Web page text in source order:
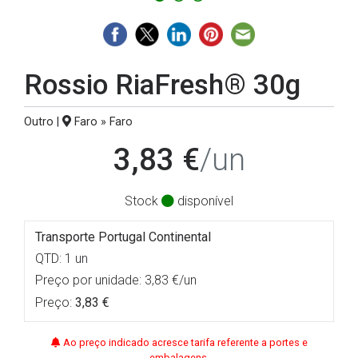
Rossio RiaFresh® 30g
Outro | Faro » Faro
3,83 €/un
Stock disponível
Transporte Portugal Continental
QTD: 1 un
Preço por unidade: 3,83 €/un
Preço: 3,83 €
Ao preço indicado acresce tarifa referente a portes e